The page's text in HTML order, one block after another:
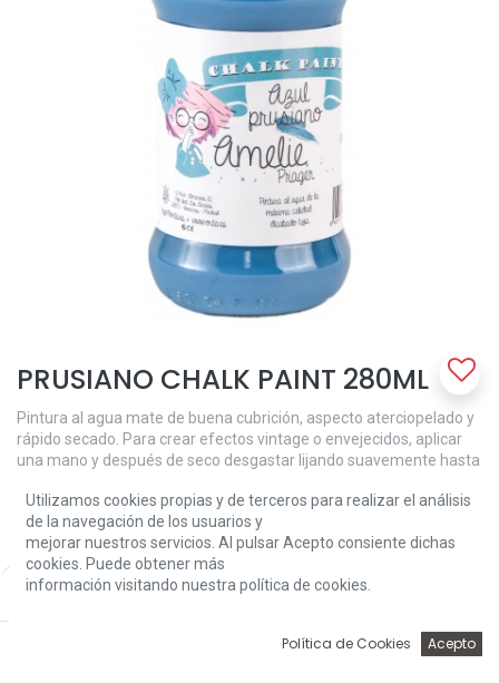
Price:
Add to Cart
PRUSIANO CHALK PAINT 280ML
Pintura al agua mate de buena cubrición, aspecto aterciopelado y
rápido secado. Para crear efectos vintage o envejecidos, aplicar
una mano y después de seco desgastar lijando suavemente hasta
deseado. Puedes conseguir el mismo efecto aplicando varias
manos de distinto color. Para ﬁnalizar proteger con cera Chalk
Paint.
7,62€
Utilizamos cookies propias y de terceros para realizar el análisis
de la navegación de los usuarios y
mejorar nuestros servicios. Al pulsar Acepto consiente dichas
cookies. Puede obtener más
información visitando nuestra política de cookies.
Política de Cookies Acepto